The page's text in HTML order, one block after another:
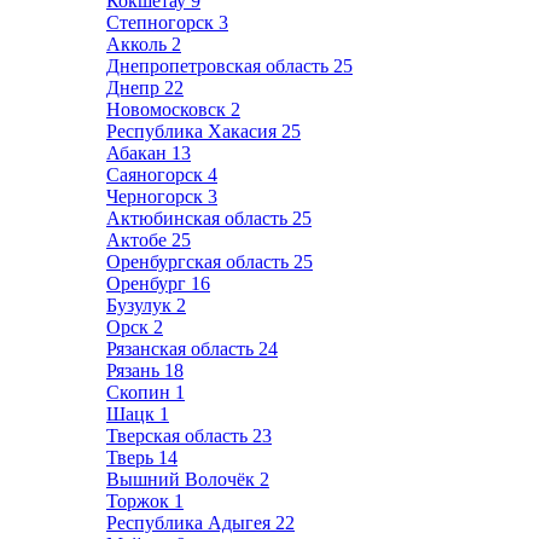
Степногорск 3
Акколь 2
Днепропетровская область 25
Днепр 22
Новомосковск 2
Республика Хакасия 25
Абакан 13
Саяногорск 4
Черногорск 3
Актюбинская область 25
Актобе 25
Оренбургская область 25
Оренбург 16
Бузулук 2
Орск 2
Рязанская область 24
Рязань 18
Скопин 1
Шацк 1
Тверская область 23
Тверь 14
Вышний Волочёк 2
Торжок 1
Республика Адыгея 22